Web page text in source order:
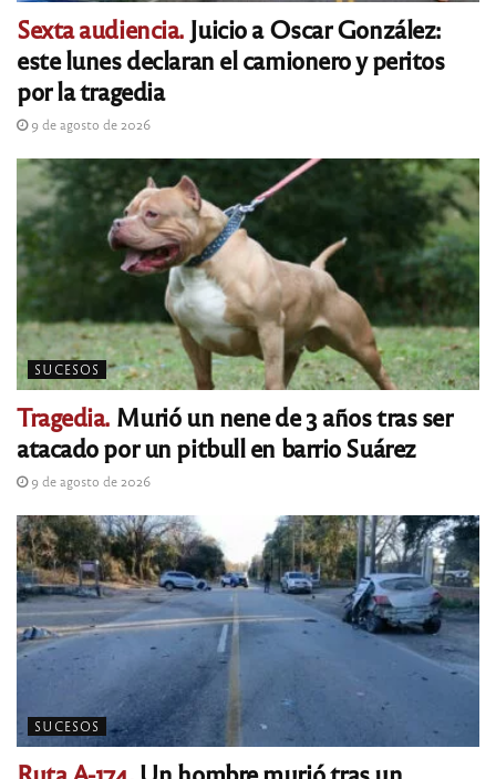
Sexta audiencia.Juicio a Oscar González:
este lunes declaran el camionero y peritos
por la tragedia
9 de agosto de 2026
SUCESOS
Tragedia. Murió un nene de 3 años tras ser
atacado por un pitbull en barrio Suárez
9 de agosto de 2026
SUCESOS